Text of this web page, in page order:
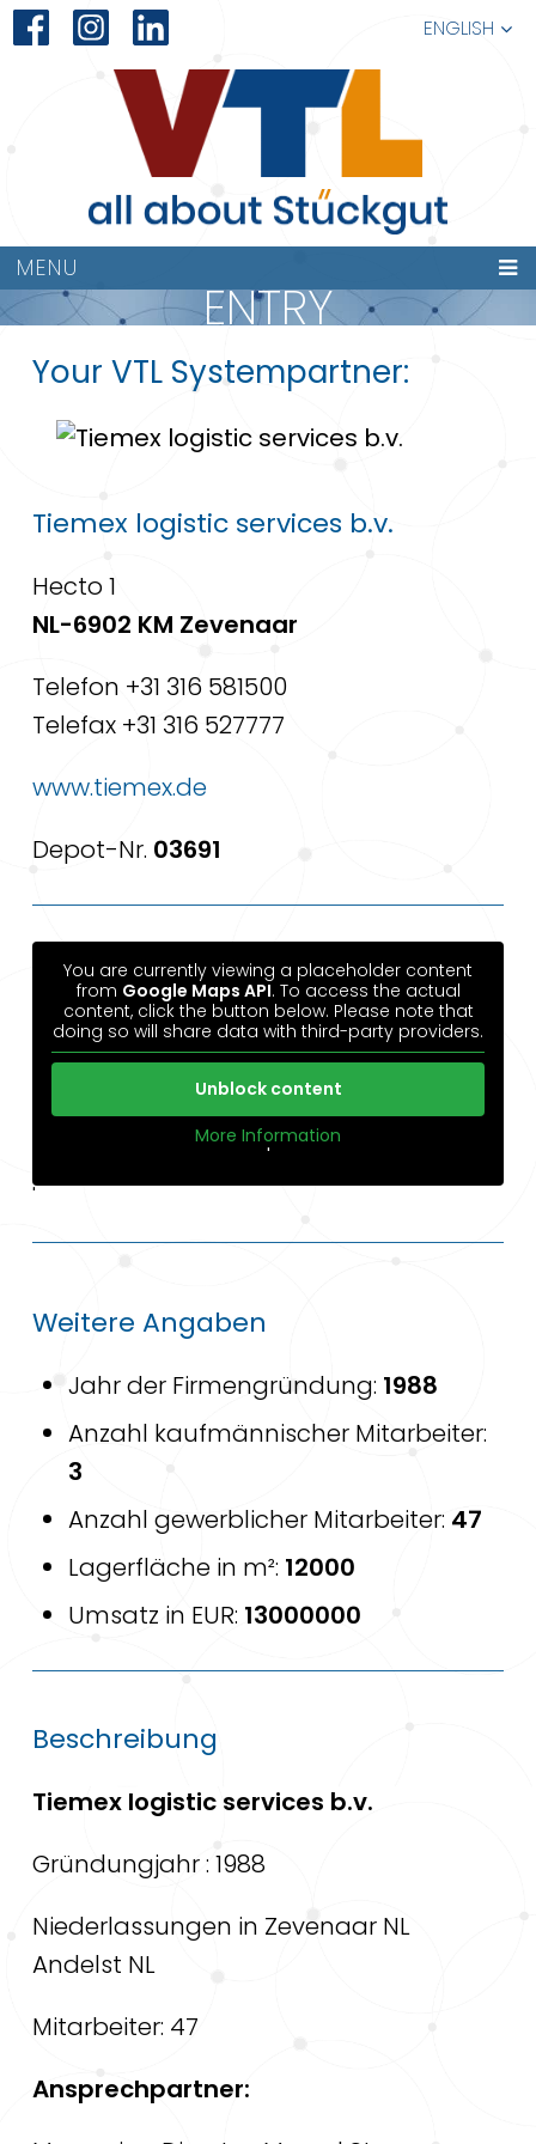
ENGLISH
MENU
ENTRY
Your VTL Systempartner:
Tiemex logistic services b.v.
Hecto 1
NL-6902 KM Zevenaar
Telefon +31 316 581500
Telefax +31 316 527777
www.tiemex.de
Depot-Nr. 03691
You are currently viewing a placeholder content
from Google Maps API. To access the actual
content, click the button below. Please note that
doing so will share data with third-party providers.
Unblock content
More Information
'
'
Weitere Angaben
Jahr der Firmengründung: 1988
Anzahl kaufmännischer Mitarbeiter:
3
Anzahl gewerblicher Mitarbeiter: 47
Lagerfläche in m²: 12000
Umsatz in EUR: 13000000
Beschreibung
Tiemex logistic services b.v.
Gründungjahr : 1988
Niederlassungen in Zevenaar NL
Andelst NL
Mitarbeiter: 47
Ansprechpartner: